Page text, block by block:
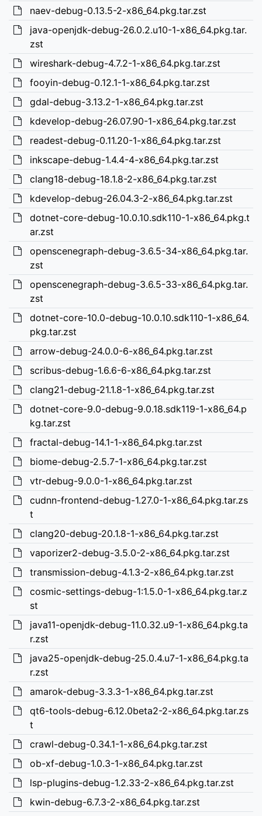
naev-debug-0.13.5-2-x86_64.pkg.tar.zst
java-openjdk-debug-26.0.2.u10-1-x86_64.pkg.tar.
zst
wireshark-debug-4.7.2-1-x86_64.pkg.tar.zst
fooyin-debug-0.12.1-1-x86_64.pkg.tar.zst
gdal-debug-3.13.2-1-x86_64.pkg.tar.zst
kdevelop-debug-26.07.90-1-x86_64.pkg.tar.zst
readest-debug-0.11.20-1-x86_64.pkg.tar.zst
inkscape-debug-1.4.4-4-x86_64.pkg.tar.zst
clang18-debug-18.1.8-2-x86_64.pkg.tar.zst
kdevelop-debug-26.04.3-2-x86_64.pkg.tar.zst
dotnet-core-debug-10.0.10.sdk110-1-x86_64.pkg.t
ar.zst
openscenegraph-debug-3.6.5-34-x86_64.pkg.tar.
zst
openscenegraph-debug-3.6.5-33-x86_64.pkg.tar.
zst
dotnet-core-10.0-debug-10.0.10.sdk110-1-x86_64.
pkg.tar.zst
arrow-debug-24.0.0-6-x86_64.pkg.tar.zst
scribus-debug-1.6.6-6-x86_64.pkg.tar.zst
clang21-debug-21.1.8-1-x86_64.pkg.tar.zst
dotnet-core-9.0-debug-9.0.18.sdk119-1-x86_64.p
kg.tar.zst
fractal-debug-14.1-1-x86_64.pkg.tar.zst
biome-debug-2.5.7-1-x86_64.pkg.tar.zst
vtr-debug-9.0.0-1-x86_64.pkg.tar.zst
cudnn-frontend-debug-1.27.0-1-x86_64.pkg.tar.zs
t
clang20-debug-20.1.8-1-x86_64.pkg.tar.zst
vaporizer2-debug-3.5.0-2-x86_64.pkg.tar.zst
transmission-debug-4.1.3-2-x86_64.pkg.tar.zst
cosmic-settings-debug-1:1.5.0-1-x86_64.pkg.tar.z
st
java11-openjdk-debug-11.0.32.u9-1-x86_64.pkg.ta
r.zst
java25-openjdk-debug-25.0.4.u7-1-x86_64.pkg.ta
r.zst
amarok-debug-3.3.3-1-x86_64.pkg.tar.zst
qt6-tools-debug-6.12.0beta2-2-x86_64.pkg.tar.zs
t
crawl-debug-0.34.1-1-x86_64.pkg.tar.zst
ob-xf-debug-1.0.3-1-x86_64.pkg.tar.zst
lsp-plugins-debug-1.2.33-2-x86_64.pkg.tar.zst
kwin-debug-6.7.3-2-x86_64.pkg.tar.zst